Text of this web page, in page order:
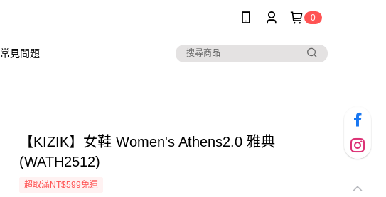
0
常見問題
【KIZIK】女鞋 Women's Athens2.0 雅典
(WATH2512)
超取滿NT$599免運